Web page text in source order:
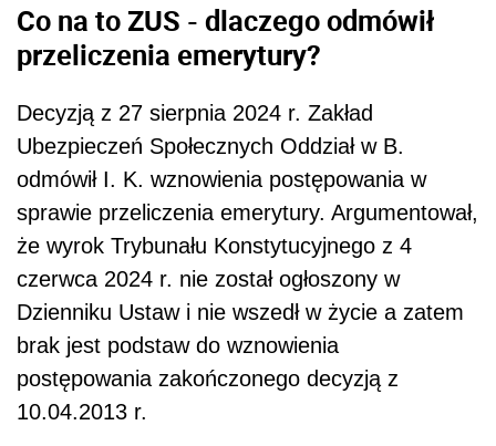
Co na to ZUS - dlaczego odmówił
przeliczenia emerytury?
Decyzją z 27 sierpnia 2024 r. Zakład
Ubezpieczeń Społecznych Oddział w B.
odmówił I. K. wznowienia postępowania w
sprawie przeliczenia emerytury. Argumentował,
że wyrok Trybunału Konstytucyjnego z 4
czerwca 2024 r. nie został ogłoszony w
Dzienniku Ustaw i nie wszedł w życie a zatem
brak jest podstaw do wznowienia
postępowania zakończonego decyzją z
10.04.2013 r.